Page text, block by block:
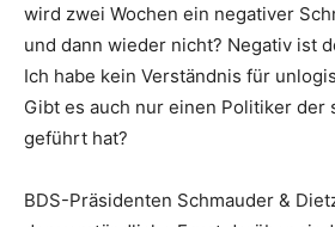
wird zwei Wochen ein negativer
und dann wieder nicht? Negativ ist
Ich habe kein Verständnis für
Gibt es auch nur einen Politiker der
geführt hat?
BDS-Präsidenten Schmauder &